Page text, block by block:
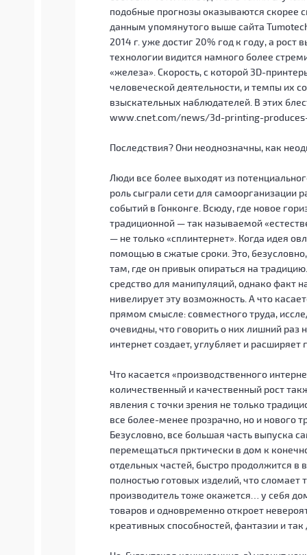
подобные прогнозы оказываются
данным упомянутого выше сайта
2014 г. уже достиг 20% год к году, а
технологии видится намного более
«железа». Скорость, с которой 3D-
человеческой деятельности, и темпы их
взыскательных наблюдателей. В этих
www.cnet.com/news/3d-printing-
Последствия? Они неоднозначны, как
Люди все более выходят из
роль сыграли сети для самоорганизации
событий в Гонконге. Всюду, где новое
традиционной — так называемой
— не только «сплинтернет». Когда идея
помощью в сжатые сроки. Это,
там, где он привык опираться на
средство для манипуляций, однако факт
нивелирует эту возможность. А что
прямом смысле: совместного труда,
очевидны, что говорить о них лишний
интернет создает, углубляет и
Что касается «производственного
количественный и качественный рост
явления с точки зрения не только
все более-менее прозрачно, но и нового
Безусловно, все большая часть выпуска
перемещаться прктически в дом к
отдельных частей, быстро продолжится в
полностью готовых изделий, что сломает
производитель тоже окажется… у себя
товаров и одновременно откроет
креативных способностей, фантазии и